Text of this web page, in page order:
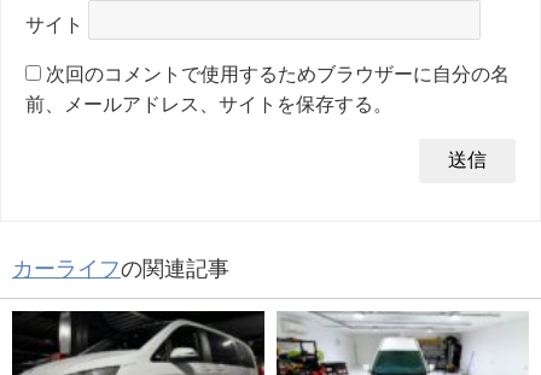
サイト
次回のコメントで使用するためブラウザーに自分の名
前、メールアドレス、サイトを保存する。
カーライフの関連記事